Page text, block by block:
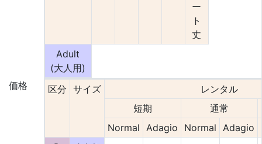
ー
ト
丈
Adult
(大人用)
価格
区分 サイズ
レンタル
短期
通常
Normal Adagio Normal Adagio